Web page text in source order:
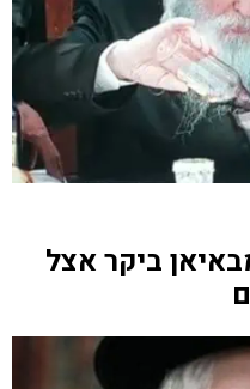
ביקר אצל